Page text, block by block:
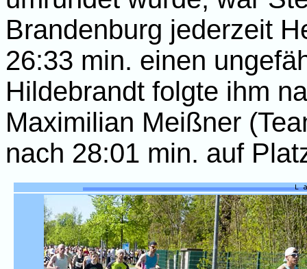
Brandenburg jederzeit
26:33 min. einen
Hildebrandt folgte ihm
Maximilian Meißner
nach 28:01 min. auf